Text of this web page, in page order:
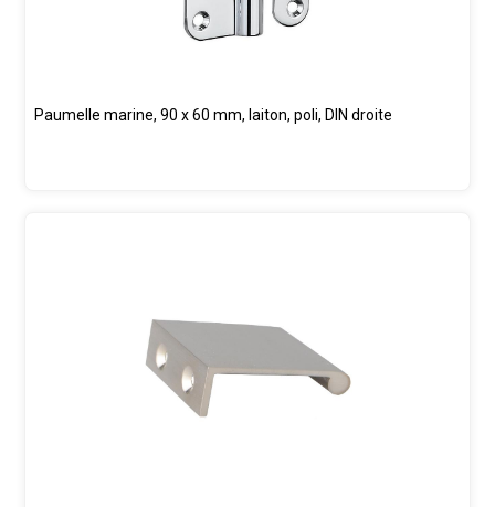
Paumelle marine, 90 x 60 mm, laiton, poli, DIN droite